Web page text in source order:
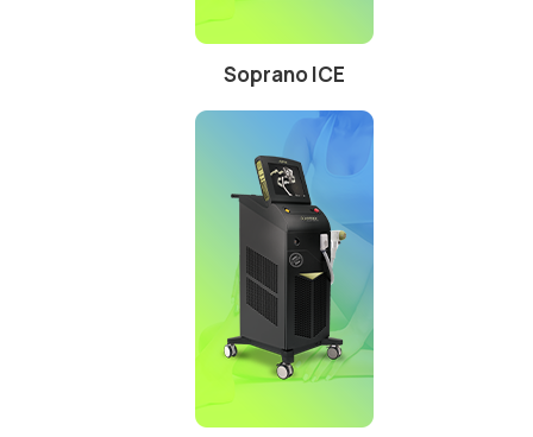
Soprano ICE